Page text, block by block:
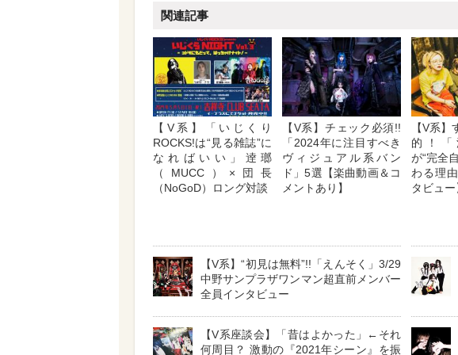
関連記事
【V系】「いじくり
ROCKS!は“見る雑誌”に
なればいい」逹瑯
（MUCC）×団長
（NoGoD）ロング対談
【V系】チェック必須!!
「2024年に注目すべき
ヴィジュアル系バン
ド」5選【楽曲動画＆コ
メントあり】
【V系
的！「
が“完全
わる理
タビュー
【V系】“初見は無料”!!「えんそく」3/29
中野サンプラザワンマン超直前メンバー
全員インタビュー
【V系座談会】「昔はよかった」←それ
何周目？ 激動の『2021年シーン』を振